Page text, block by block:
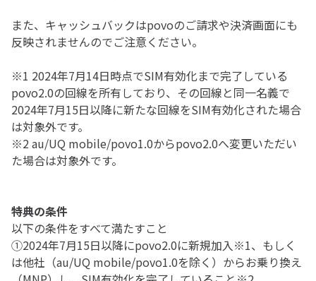
また、キャッシュバックはpovoのご請求や決済画面にも
反映されませんのでご注意ください。
※1 2024年7月14日時点でSIM有効化まで完了している
povo2.0の回線を所有しており、その回線と同一名義で
2024年7月15日以降に新たな回線をSIM有効化された場合
は対象外です。
※2 au/UQ mobile/povo1.0からpovo2.0へ変更いただい
た場合は対象外です。
特典の条件
以下の条件をすべて満たすこと
①2024年7月15日以降にpovo2.0に新規加入※1、もしく
は他社（au/UQ mobile/povo1.0を除く）からお乗り換え